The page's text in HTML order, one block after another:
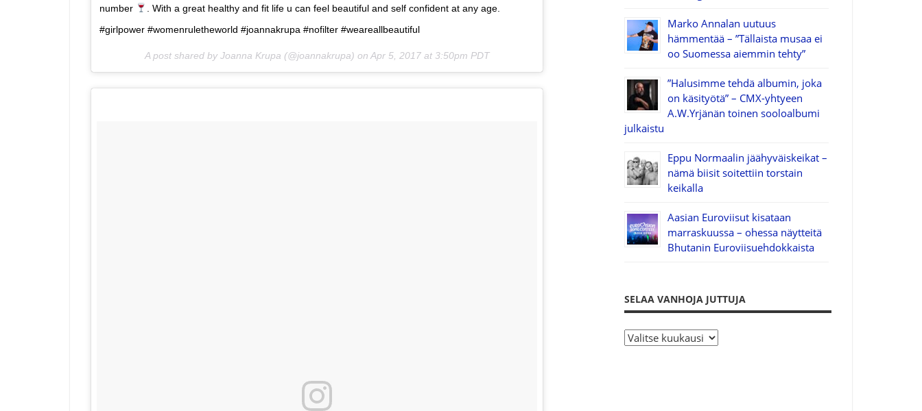
number
. With a great healthy and fit life u can feel beautiful and self confident at any age.
#girlpower #womenruletheworld #joannakrupa #nofilter #weareallbeautiful
A post shared by Joanna Krupa (@joannakrupa) on Apr 5, 2017 at 3:50pm PDT
Marko Annalan uutuus
hämmentää – ”Tällaista musaa ei
oo Suomessa aiemmin tehty”
”Halusimme tehdä albumin, joka
on käsityötä” – CMX-yhtyeen
A.W.Yrjänän toinen sooloalbumi
julkaistu
Eppu Normaalin jäähyväiskeikat –
nämä biisit soitettiin torstain
keikalla
Aasian Euroviisut kisataan
marraskuussa – ohessa näytteitä
Bhutanin Euroviisuehdokkaista
SELAA VANHOJA JUTTUJA
S